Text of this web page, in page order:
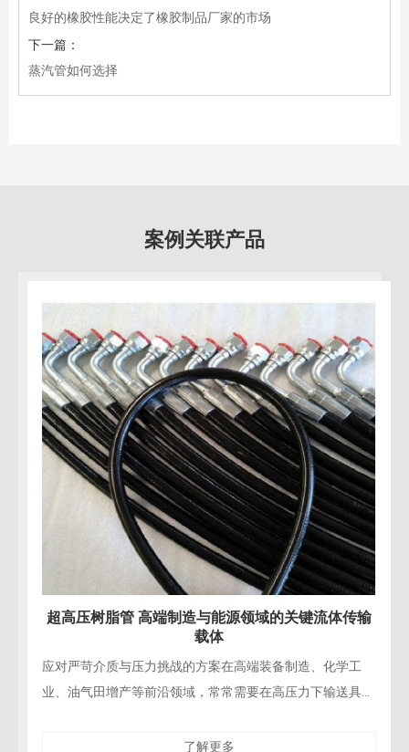
良好的橡胶性能决定了橡胶制品厂家的市场
下一篇：
蒸汽管如何选择
案例关联产品
送具有
精密工程拆除的“柔性手术刀”在现代桥梁修复、建筑